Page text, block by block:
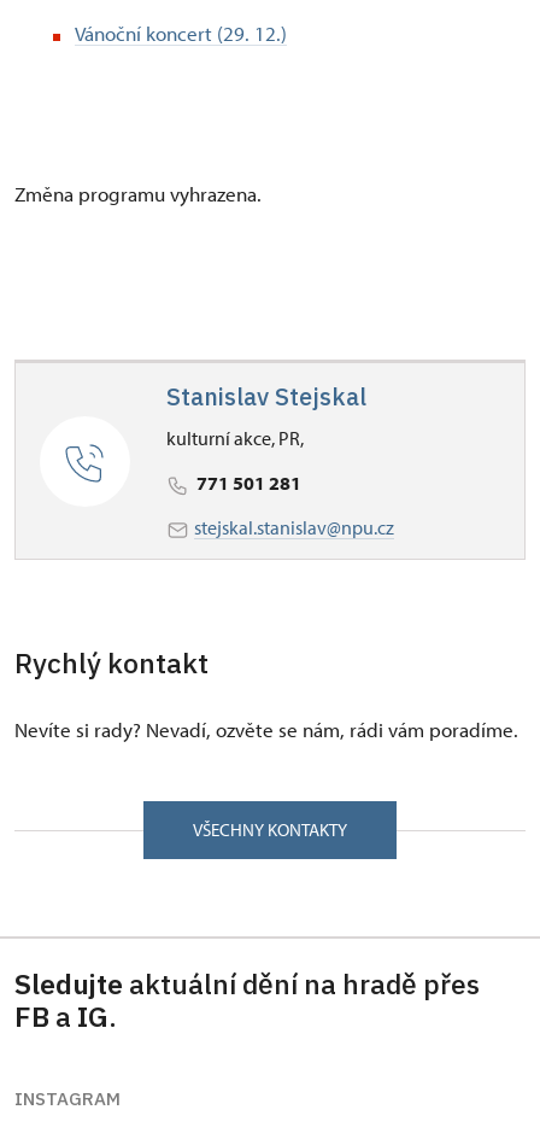
Vánoční koncert (29. 12.)
Změna programu vyhrazena.
Stanislav Stejskal
kulturní akce, PR,
771 501 281
stejskal.stanislav@npu.cz
Rychlý kontakt
Nevíte si rady? Nevadí, ozvěte se nám, rádi vám poradíme.
VŠECHNY KONTAKTY
Sledujte aktuální dění na hradě přes
FB a IG.
INSTAGRAM